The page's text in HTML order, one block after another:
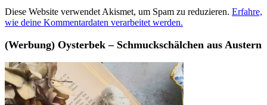
Diese Website verwendet Akismet, um Spam zu reduzieren. Erfahre,
wie deine Kommentardaten verarbeitet werden.
(Werbung) Oysterbek – Schmuckschälchen aus Austern